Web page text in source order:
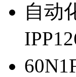
自动